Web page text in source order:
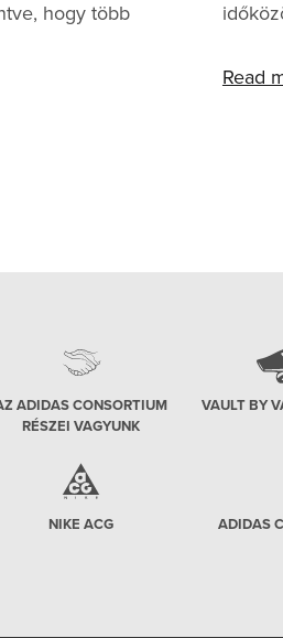
hogy több
híresség, hogy
Read
ADIDAS CONSORTIUM
RÉSZEI VAGYUNK
VAULT BY
NIKE ACG ADIDAS